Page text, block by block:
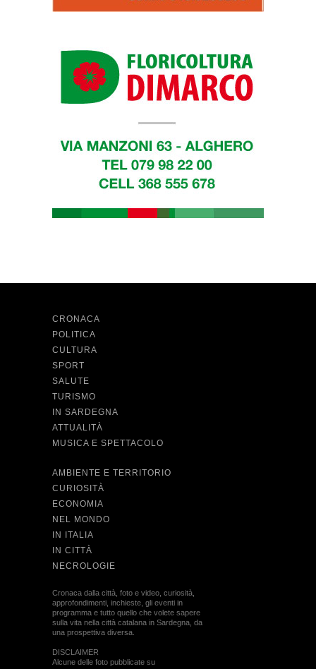
CRONACA
POLITICA
CULTURA
SPORT
SALUTE
TURISMO
IN SARDEGNA
ATTUALITÀ
MUSICA E SPETTACOLO
AMBIENTE E TERRITORIO
CURIOSITÀ
ECONOMIA
NEL MONDO
IN ITALIA
IN CITTÀ
NECROLOGIE
Cronaca dalla città, foto e video, curiosità,
approfondimenti, inchieste, gli eventi in
programma e tutto quello che volete sapere
sulla vita nella città catalana in Sardegna, da
una prospettiva diversa.
DISCLAIMER
Alcune delle foto pubblicate su